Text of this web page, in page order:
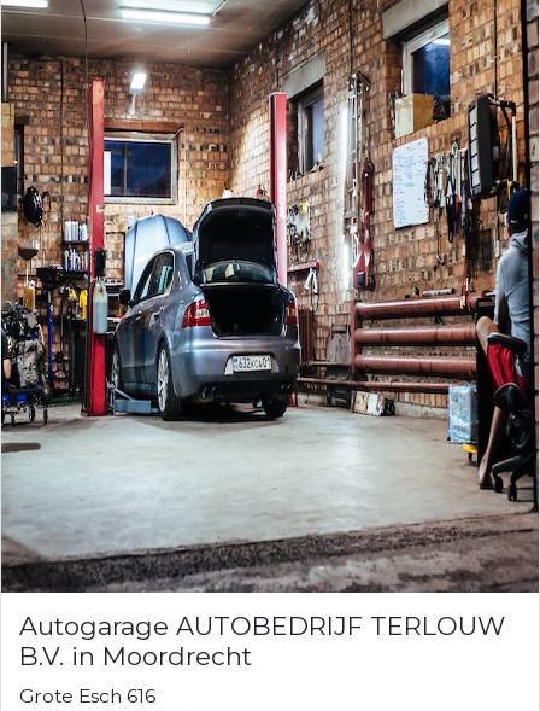
Autogarage AUTOBEDRIJF TERLOUW
B.V. in Moordrecht
Grote Esch 616